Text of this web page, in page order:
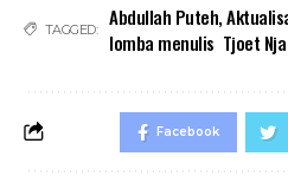
TAGGED: Abdullah Puteh,
lomba menulis Tjoet
Facebook